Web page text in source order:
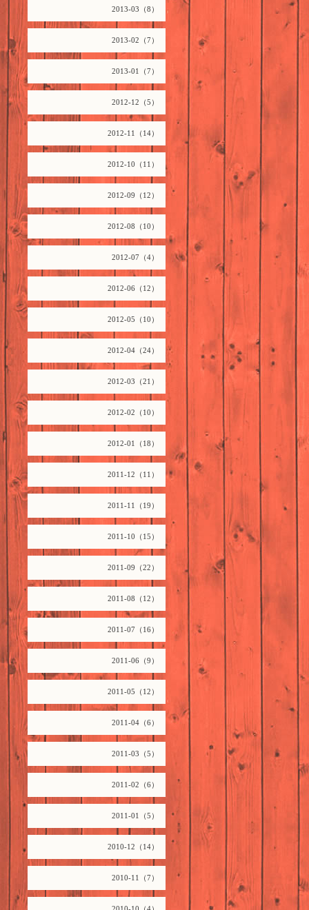
2013-03（8）
2013-02（7）
2013-01（7）
2012-12（5）
2012-11（14）
2012-10（11）
2012-09（12）
2012-08（10）
2012-07（4）
2012-06（12）
2012-05（10）
2012-04（24）
2012-03（21）
2012-02（10）
2012-01（18）
2011-12（11）
2011-11（19）
2011-10（15）
2011-09（22）
2011-08（12）
2011-07（16）
2011-06（9）
2011-05（12）
2011-04（6）
2011-03（5）
2011-02（6）
2011-01（5）
2010-12（14）
2010-11（7）